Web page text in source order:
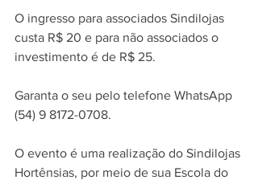
O ingresso para associados Sindilojas
custa R$ 20 e para não associados o
investimento é de R$ 25.
Garanta o seu pelo telefone WhatsApp
(54) 9 8172-0708.
O evento é uma realização do Sindilojas
Hortênsias, por meio de sua Escola do